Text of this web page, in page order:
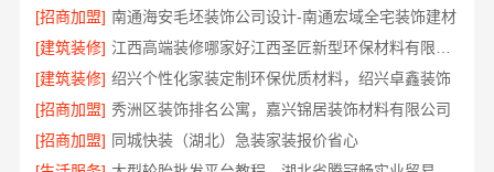
[招商加盟] 南通海安毛坯装饰公司设计-南通宏域全宅装饰建材
[建筑装修]
[建筑装修] 绍兴个性化家装定制环保优质材料，绍兴卓鑫装饰
[招商加盟] 秀洲区装饰排名公寓，嘉兴锦居装饰材料有限公司
[招商加盟] 同城快装（湖北）急装家装报价省心